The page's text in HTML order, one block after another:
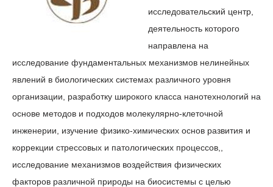
исследовательский центр,
деятельность которого
направлена на
исследование фундаментальных механизмов нелинейных
явлений в биологических системах различного уровня
организации, разработку широкого класса нанотехнологий на
основе методов и подходов молекулярно-клеточной
инженерии, изучение физико-химических основ развития и
коррекции стрессовых и патологических процессов,,
исследование механизмов воздействия физических
факторов различной природы на биосистемы с целью